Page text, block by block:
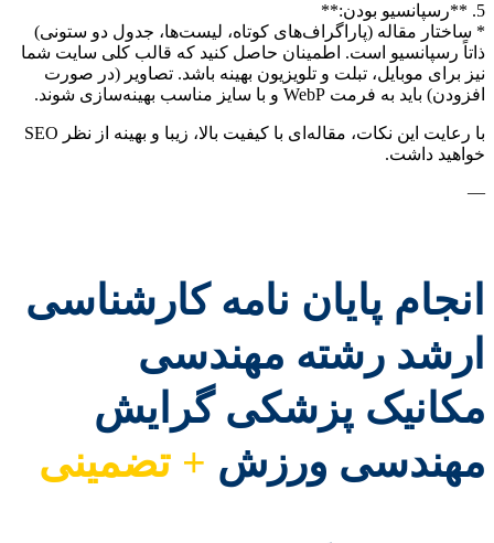
5. **رسپانسیو بودن:**
* ساختار مقاله (پاراگراف‌های کوتاه، لیست‌ها، جدول دو ستونی)
ذاتاً رسپانسیو است. اطمینان حاصل کنید که قالب کلی سایت شما
نیز برای موبایل، تبلت و تلویزیون بهینه باشد. تصاویر (در صورت
افزودن) باید به فرمت WebP و با سایز مناسب بهینه‌سازی شوند.
با رعایت این نکات، مقاله‌ای با کیفیت بالا، زیبا و بهینه از نظر SEO
خواهید داشت.
—
انجام پایان نامه کارشناسی
ارشد رشته مهندسی
مکانیک پزشکی گرایش
مهندسی ورزش + تضمینی